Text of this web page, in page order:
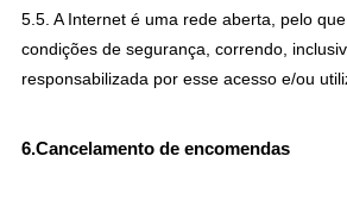
5.5. A Internet é uma rede aberta, pelo
condições de segurança, correndo,
responsabilizada por esse acesso e/ou
6.Cancelamento de encomendas